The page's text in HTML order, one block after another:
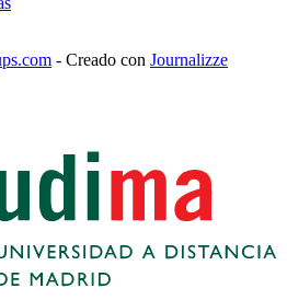
- Creado con Journalizze